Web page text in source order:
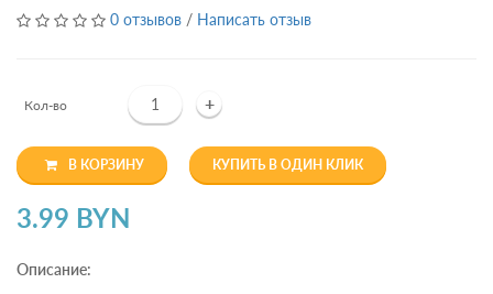
0 отзывов / Написать отзыв
Кол-во +
В КОРЗИНУ КУПИТЬ В ОДИН КЛИК
3.99 BYN
Описание: